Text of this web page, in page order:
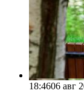
18:4606 авг